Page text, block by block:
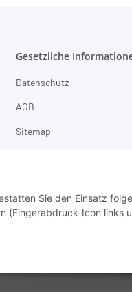
Sie den Einsatz
(Fingerabdruck-Icon links
Gesetzliche
Datenschutz
AGB
Sitemap